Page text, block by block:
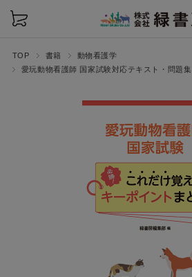
TOP 書籍
動物看護学
愛玩動物看護師 国家試験対応テキスト・問題集